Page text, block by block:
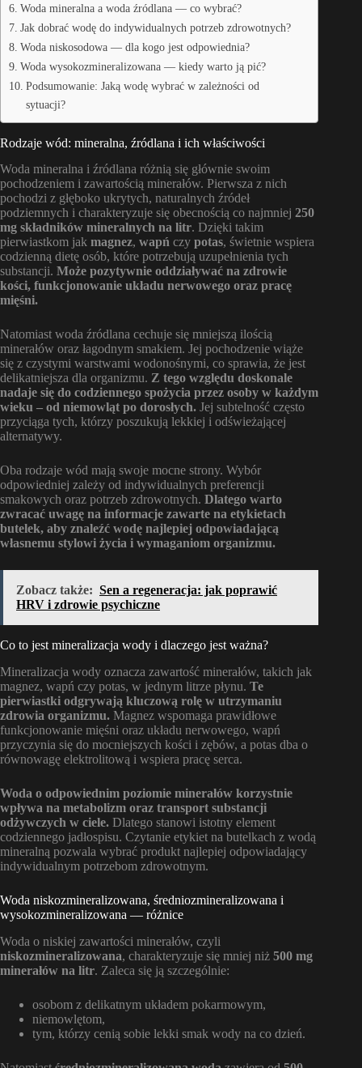
Woda mineralna a woda źródlana — co wybrać?
Jak dobrać wodę do indywidualnych potrzeb zdrowotnych?
Woda niskosodowa — dla kogo jest odpowiednia?
Woda wysokozmineralizowana — kiedy warto ją pić?
Podsumowanie: Jaką wodę wybrać w zależności od
sytuacji?
Rodzaje wód: mineralna, źródlana i ich właściwości
Woda mineralna i źródlana różnią się głównie swoim
pochodzeniem i zawartością minerałów. Pierwsza z nich
pochodzi z głęboko ukrytych, naturalnych źródeł
podziemnych i charakteryzuje się obecnością co najmniej 250
mg składników mineralnych na litr. Dzięki takim
pierwiastkom jak magnez, wapń czy potas, świetnie wspiera
codzienną dietę osób, które potrzebują uzupełnienia tych
substancji. Może pozytywnie oddziaływać na zdrowie
kości, funkcjonowanie układu nerwowego oraz pracę
mięśni.
Natomiast woda źródlana cechuje się mniejszą ilością
minerałów oraz łagodnym smakiem. Jej pochodzenie wiąże
się z czystymi warstwami wodonośnymi, co sprawia, że jest
delikatniejsza dla organizmu. Z tego względu doskonale
nadaje się do codziennego spożycia przez osoby w każdym
wieku – od niemowląt po dorosłych. Jej subtelność często
przyciąga tych, którzy poszukują lekkiej i odświeżającej
alternatywy.
Oba rodzaje wód mają swoje mocne strony. Wybór
odpowiedniej zależy od indywidualnych preferencji
smakowych oraz potrzeb zdrowotnych. Dlatego warto
zwracać uwagę na informacje zawarte na etykietach
butelek, aby znaleźć wodę najlepiej odpowiadającą
własnemu stylowi życia i wymaganiom organizmu.
Zobacz także: Sen a regeneracja: jak poprawić
HRV i zdrowie psychiczne
Co to jest mineralizacja wody i dlaczego jest ważna?
Mineralizacja wody oznacza zawartość minerałów, takich jak
magnez, wapń czy potas, w jednym litrze płynu. Te
pierwiastki odgrywają kluczową rolę w utrzymaniu
zdrowia organizmu. Magnez wspomaga prawidłowe
funkcjonowanie mięśni oraz układu nerwowego, wapń
przyczynia się do mocniejszych kości i zębów, a potas dba o
równowagę elektrolitową i wspiera pracę serca.
Woda o odpowiednim poziomie minerałów korzystnie
wpływa na metabolizm oraz transport substancji
odżywczych w ciele. Dlatego stanowi istotny element
codziennego jadłospisu. Czytanie etykiet na butelkach z wodą
mineralną pozwala wybrać produkt najlepiej odpowiadający
indywidualnym potrzebom zdrowotnym.
Woda niskozmineralizowana, średniozmineralizowana i
wysokozmineralizowana — różnice
Woda o niskiej zawartości minerałów, czyli
niskozmineralizowana, charakteryzuje się mniej niż 500 mg
minerałów na litr. Zaleca się ją szczególnie:
osobom z delikatnym układem pokarmowym,
niemowlętom,
tym, którzy cenią sobie lekki smak wody na co dzień.